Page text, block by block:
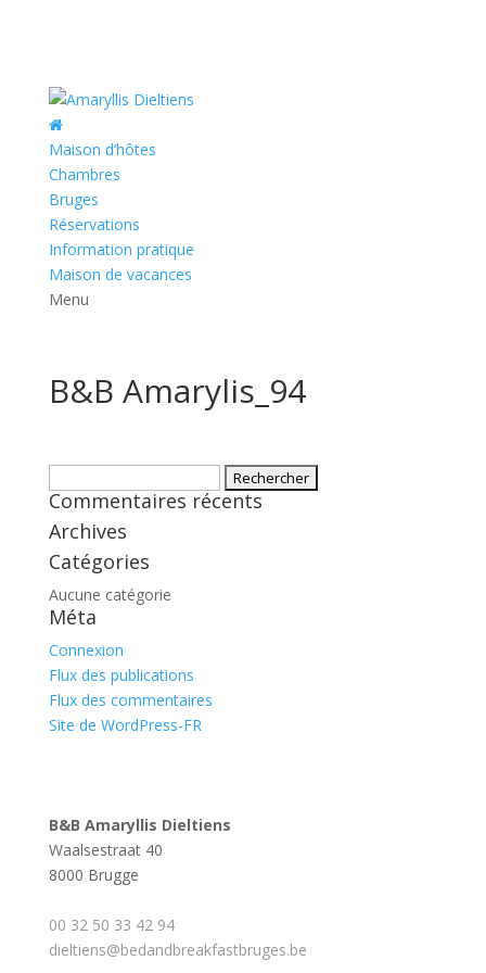
Maison d’hôtes
Chambres
Bruges
Réservations
Information pratique
Maison de vacances
Menu
B&B Amarylis_94
Commentaires récents
Archives
Catégories
Aucune catégorie
Méta
Connexion
Flux des publications
Flux des commentaires
Site de WordPress-FR
B&B Amaryllis Dieltiens
Waalsestraat 40
8000 Brugge
00 32 50 33 42 94
dieltiens@bedandbreakfastbruges.be